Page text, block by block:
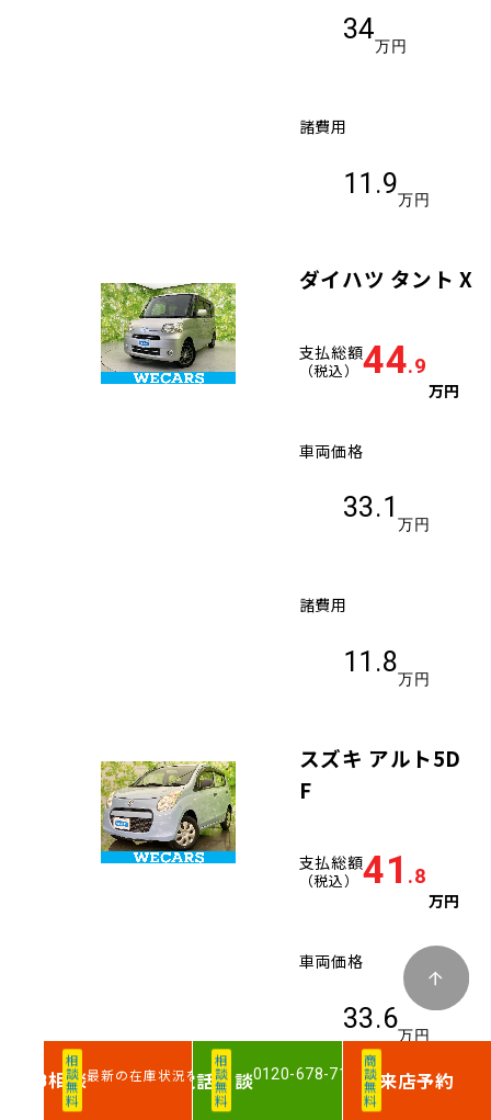
34
万円
諸費用
11.9
万円
ダイハツ タント X
支払総額
（税込） 44.9
万円
車両価格
33.1
万円
諸費用
11.8
万円
スズキ アルト5D
F
支払総額
（税込） 41 .8
万円
車両価格
33.6
万円
相談無料
WEB相談最新の在庫状況を確認
相談無料
電話相談0120-678-710 商談無料来店予約